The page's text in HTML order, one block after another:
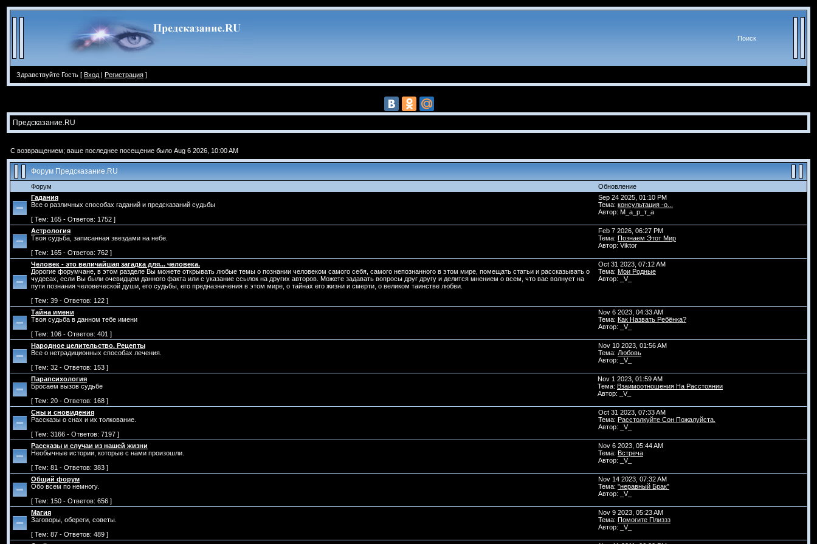
Поиск
Здравствуйте Гость [ Вход | Регистрация ]
Предсказание.RU
С возвращением; ваше последнее посещение было Aug 6 2026, 10:00 AM
Форум Предсказание.RU
Форум
Обновление
Гадания
Все о различных способах гаданий и предсказаний судьбы
[ Тем: 165 - Ответов: 1752 ]
Sep 24 2025, 01:10 PM
Тема: консультация -o...
Автор: М_а_р_т_а
Астрология
Твоя судьба, записанная звездами на небе.
[ Тем: 165 - Ответов: 762 ]
Feb 7 2026, 06:27 PM
Тема: Познаем Этот Мир
Автор: Viktor
Человек - это величайшая загадка для... человека.
Дорогие форумчане, в этом разделе Вы можете открывать любые темы о познании человеком самого себя, самого непознанного в этом мире, помещать статьи и рассказывать о
чудесах, если Вы были очевидцем данного факта или с указание ссылок на других авторов. Можете задавать вопросы друг другу и делится мнением о всем, что вас волнует на
пути познания человеческой души, его судьбы, его предназначения в этом мире, о тайнах его жизни и смерти, о великом таинстве любви.
[ Тем: 39 - Ответов: 122 ]
Oct 31 2023, 07:12 AM
Тема: Мои Родные
Автор: _V_
Тайна имени
Твоя судьба в данном тебе имени
[ Тем: 106 - Ответов: 401 ]
Nov 6 2023, 04:33 AM
Тема: Как Назвать Ребёнка?
Автор: _V_
Народное целительство. Рецепты
Все о нетрадиционных способах лечения.
[ Тем: 32 - Ответов: 153 ]
Nov 10 2023, 01:56 AM
Тема: Любовь
Автор: _V_
Парапсихология
Бросаем вызов судьбе
[ Тем: 20 - Ответов: 168 ]
Nov 1 2023, 01:59 AM
Тема: Взаимоотношения На Расстоянии
Автор: _V_
Сны и сновидения
Рассказы о снах и их толкование.
[ Тем: 3166 - Ответов: 7197 ]
Oct 31 2023, 07:33 AM
Тема: Расстолкуйте Сон Пожалуйста.
Автор: _V_
Рассказы и случаи из нашей жизни
Необычные истории, которые с нами произошли.
[ Тем: 81 - Ответов: 383 ]
Nov 6 2023, 05:44 AM
Тема: Встреча
Автор: _V_
Общий форум
Обо всем по немногу.
[ Тем: 150 - Ответов: 656 ]
Nov 14 2023, 07:32 AM
Тема: "неравный Брак"
Автор: _V_
Магия
Заговоры, обереги, советы.
[ Тем: 87 - Ответов: 489 ]
Nov 9 2023, 05:23 AM
Тема: Помогите Плиззз
Автор: _V_